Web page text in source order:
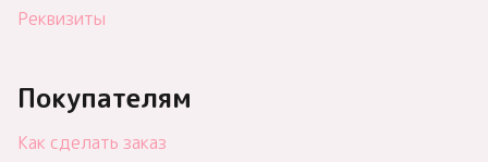
Реквизиты
Покупателям
Как сделать заказ